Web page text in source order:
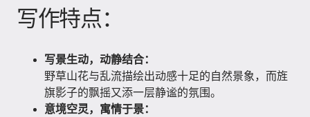
写作特点：
写景生动，动静结合：
野草山花与乱流描绘出动感十足的自然景象，而旌
旗影子的飘摇又添一层静谧的氛围。
意境空灵，寓情于景：